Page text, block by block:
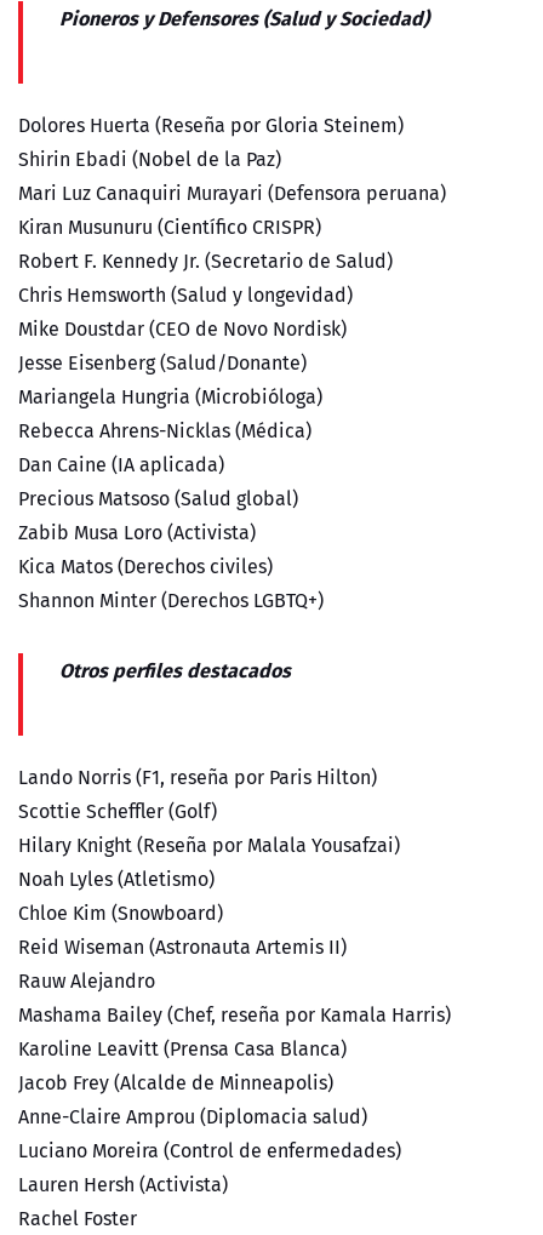
Pioneros y Defensores (Salud y Sociedad)
Dolores Huerta (Reseña por Gloria Steinem)
Shirin Ebadi (Nobel de la Paz)
Mari Luz Canaquiri Murayari (Defensora peruana)
Kiran Musunuru (Científico CRISPR)
Robert F. Kennedy Jr. (Secretario de Salud)
Chris Hemsworth (Salud y longevidad)
Mike Doustdar (CEO de Novo Nordisk)
Jesse Eisenberg (Salud/Donante)
Mariangela Hungria (Microbióloga)
Rebecca Ahrens-Nicklas (Médica)
Dan Caine (IA aplicada)
Precious Matsoso (Salud global)
Zabib Musa Loro (Activista)
Kica Matos (Derechos civiles)
Shannon Minter (Derechos LGBTQ+)
Otros perfiles destacados
Lando Norris (F1, reseña por Paris Hilton)
Scottie Scheffler (Golf)
Hilary Knight (Reseña por Malala Yousafzai)
Noah Lyles (Atletismo)
Chloe Kim (Snowboard)
Reid Wiseman (Astronauta Artemis II)
Rauw Alejandro
Mashama Bailey (Chef, reseña por Kamala Harris)
Karoline Leavitt (Prensa Casa Blanca)
Jacob Frey (Alcalde de Minneapolis)
Anne-Claire Amprou (Diplomacia salud)
Luciano Moreira (Control de enfermedades)
Lauren Hersh (Activista)
Rachel Foster